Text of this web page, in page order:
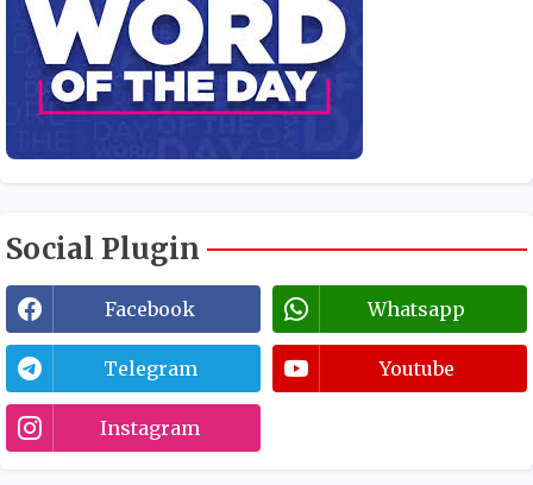
Social Plugin
Facebook Whatsapp
Telegram Youtube
Instagram